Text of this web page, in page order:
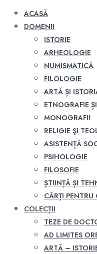
ACASĂ
DOMENII
ISTORIE
ARHEOLOGIE
NUMISMATICĂ
FILOLOGIE
ARTĂ ȘI
ETNOGRAFIE
MONOGRAFII
RELIGIE ŞI
ASISTENȚĂ
PSIHOLOGIE
FILOSOFIE
ȘTIINȚĂ ȘI
CĂRȚI PENTRU
COLECȚII
TEZE DE
AD LIMITES
ARTĂ –